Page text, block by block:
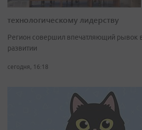
технологическому лидерству
Регион совершил впечатляющий рывок
развитии
сегодня, 16:18